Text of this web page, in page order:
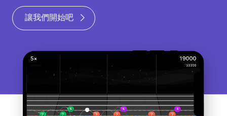
讓我們開始吧